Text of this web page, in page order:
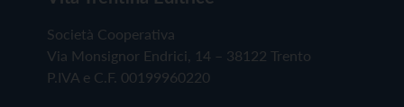
Società Cooperativa
Via Monsignor Endrici, 14 – 38122 Trento
P.IVA e C.F. 00199960220